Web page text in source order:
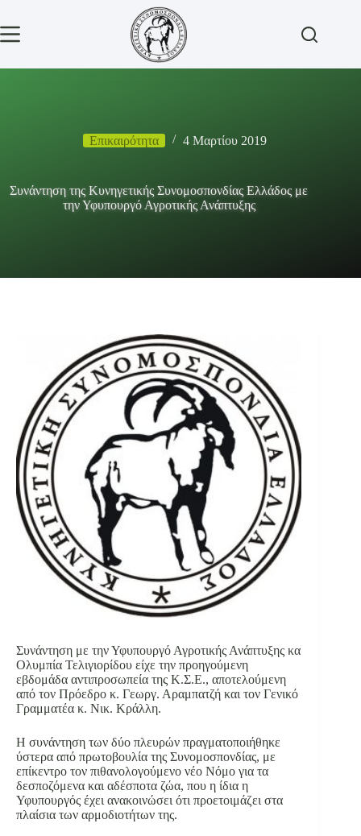
περιεχόμενο
Επικαιρότητα 4 Μαρτίου 2019
Συνάντηση της Κυνηγετικής Συνομοσπονδίας Ελλάδος με
την Υφυπουργό Αγροτικής Ανάπτυξης
Συνάντηση με την Υφυπουργό Αγροτικής Ανάπτυξης κα
Ολυμπία Τελιγιορίδου είχε την προηγούμενη
εβδομάδα αντιπροσωπεία της Κ.Σ.Ε., αποτελούμενη
από τον Πρόεδρο κ. Γεωργ. Αραμπατζή και τον Γενικό
Γραμματέα κ. Νικ. Κράλλη.
Η συνάντηση των δύο πλευρών πραγματοποιήθηκε
ύστερα από πρωτοβουλία της Συνομοσπονδίας, με
επίκεντρο τον πιθανολογούμενο νέο Νόμο για τα
δεσποζόμενα και αδέσποτα ζώα, που η ίδια η
Υφυπουργός έχει ανακοινώσει ότι προετοιμάζει στα
πλαίσια των αρμοδιοτήτων της.